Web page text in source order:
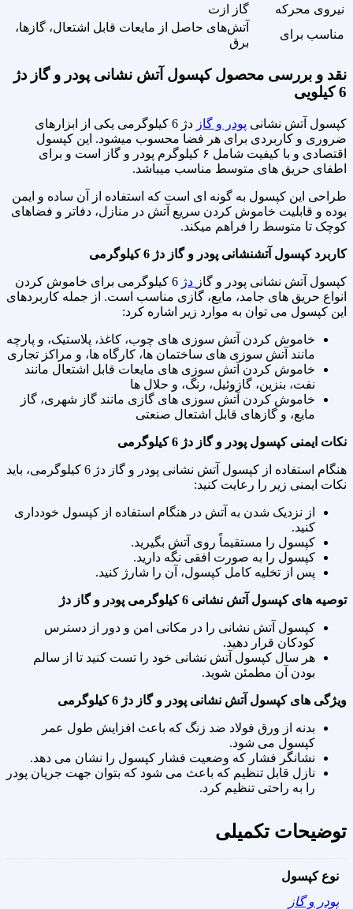
نیروی محرکه
گاز ازت
مناسب برای
آتش‌های حاصل از مایعات قابل اشتعال، گاز‌ها،
برق
نقد و بررسی محصول کپسول آتش نشانی پودر و گاز دژ
6 کیلویی
کپسول آتش نشانی پودر و گاز
دژ 6 کیلوگرمی یکی از ابزارهای
ضروری و کاربردی برای هر فضا محسوب میشود. این کپسول
اقتصادی و با کیفیت شامل ۶ کیلوگرم پودر و گاز است و برای
اطفای حریق‌ های متوسط مناسب میباشد.
طراحی این کپسول به گونه‌ ای است که استفاده از آن ساده و ایمن
بوده و قابلیت خاموش کردن سریع آتش در منازل، دفاتر و فضاهای
کوچک تا متوسط را فراهم میکند.
کاربرد کپسول آتشنشانی پودر و گاز دژ 6 کیلوگرمی
کپسول آتش نشانی پودر و گاز دژ
6 کیلوگرمی برای خاموش کردن
انواع حریق های جامد، مایع، گازی مناسب است. از جمله کاربردهای
این کپسول می توان به موارد زیر اشاره کرد:
خاموش کردن آتش سوزی های چوب، کاغذ، پلاستیک، و پارچه
مانند آتش سوزی های ساختمان ها، کارگاه ها، و مراکز تجاری
خاموش کردن آتش سوزی های مایعات قابل اشتعال مانند
نفت، بنزین، گازوئیل، رنگ، و حلال ها
خاموش کردن آتش سوزی های گازی مانند گاز شهری، گاز
مایع، و گازهای قابل اشتعال صنعتی
نکات ایمنی کپسول پودر و گاز دژ 6 کیلوگرمی
هنگام استفاده از کپسول آتش نشانی پودر و گاز دژ 6 کیلوگرمی، باید
نکات ایمنی زیر را رعایت کنید:
از نزدیک شدن به آتش در هنگام استفاده از کپسول خودداری
کنید.
کپسول را مستقیماً روی آتش بگیرید.
کپسول را به صورت افقی نگه دارید.
پس از تخلیه کامل کپسول، آن را شارژ کنید.
توصیه های کپسول آتش نشانی 6 کیلوگرمی پودر و گاز دژ
کپسول آتش نشانی را در مکانی امن و دور از دسترس
کودکان قرار دهید.
هر سال کپسول آتش نشانی خود را تست کنید تا از سالم
بودن آن مطمئن شوید.
ویژگی های کپسول آتش نشانی پودر و گاز دژ 6 کیلوگرمی
بدنه از ورق فولاد ضد زنگ که باعث افزایش طول عمر
کپسول می شود.
نشانگر فشار که وضعیت فشار کپسول را نشان می دهد.
نازل قابل تنظیم که باعث می شود که بتوان جهت جریان پودر
را به راحتی تنظیم کرد.
توضیحات تکمیلی
نوع کپسول
پودر و گاز